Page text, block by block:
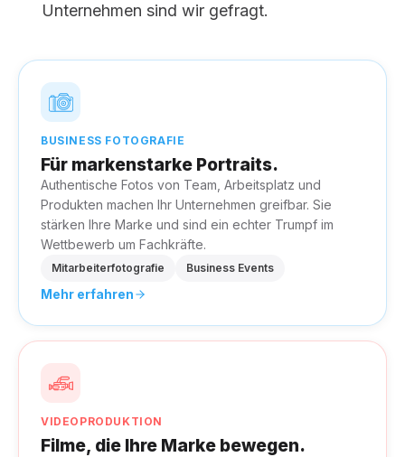
Unternehmen sind wir gefragt.
BUSINESS FOTOGRAFIE
Für markenstarke Portraits.
Authentische Fotos von Team, Arbeitsplatz und
Produkten machen Ihr Unternehmen greifbar. Sie
stärken Ihre Marke und sind ein echter Trumpf im
Wettbewerb um Fachkräfte.
Mitarbeiterfotografie Business Events
Mehr erfahren
VIDEOPRODUKTION
Filme, die Ihre Marke bewegen.